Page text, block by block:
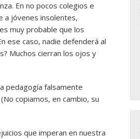
En no pocos colegios e
jóvenes insolentes,
muy probable que los
ese caso, nadie defenderá al
Muchos cierran los ojos y
pedagogía falsamente
copiamos, en cambio, su
que imperan en nuestra